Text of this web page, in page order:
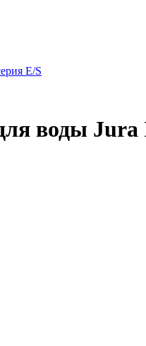
воды Jura